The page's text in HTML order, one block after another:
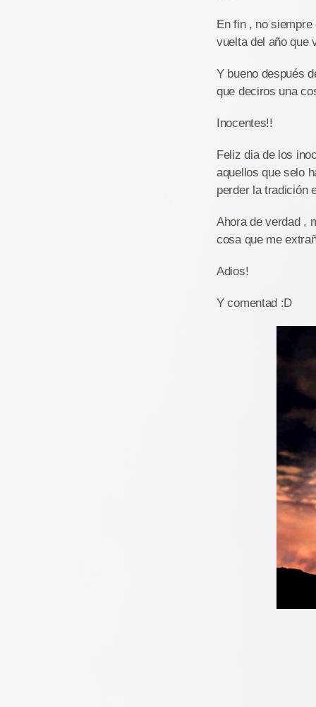
En fin , no
vuelta del año que
Y bueno después
que deciros una
Inocentes!!
Feliz dia de los
aquellos que selo
perder la tradición
Ahora de verdad ,
cosa que me
Adios!
Y comentad :D